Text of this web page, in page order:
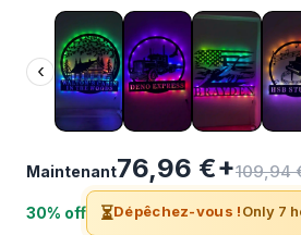
‹
Maintenant76,96 €+109,94
30% off ⏳Dépêchez-vous !Only 7